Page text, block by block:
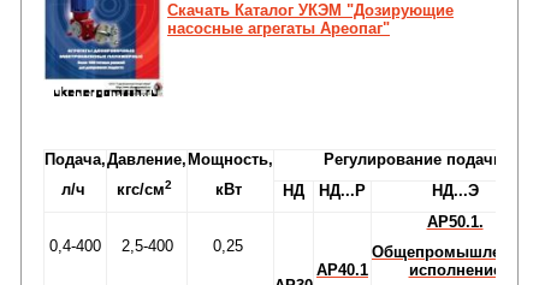
Скачать Каталог УКЭМ "Дозирующие
насосные агрегаты Ареопаг"
Подача,
л/ч
Давление,
кгс/см2
Мощность,
кВт
Регулирование подачи
НД
НД...Р НД...Э
0,4-400 2,5-400 0,25
АР40.1
АР50.1.
Общепромышленное
исполнение